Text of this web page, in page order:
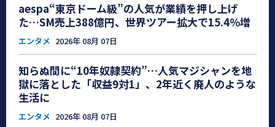
aespa“東京ドーム級”の人気が業績を押し上げ
た…SM売上388億円、世界ツアー拡大で15.4％増
エンタメ 2026年 08月 07日
知らぬ間に“10年奴隷契約”…人気マジシャンを地
獄に落とした「収益9対1」、2年近く廃人のような
生活に
エンタメ 2026年 08月 07日